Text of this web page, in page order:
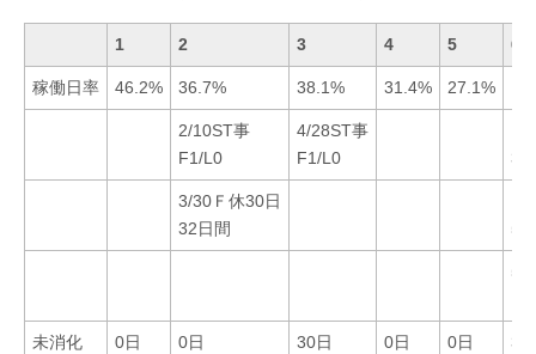
1 2 3 4 5 6
稼働日率 46.2% 36.7% 38.1% 31.4% 27.1%
2/10ST事
F1/L0
4/28ST事
F1/L0
31
3/30Ｆ休30日
32日間
54
5/
未消化 0日 0日 30日 0日 0日 30